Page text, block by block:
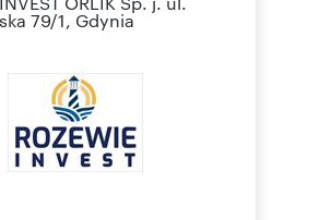
79/1, Gdynia